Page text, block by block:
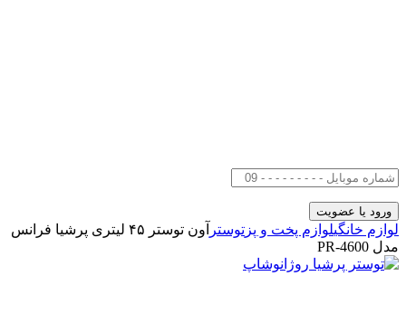
لوازم خانگیلوازم پخت و پز توستر
آون توستر ۴۵ لیتری پرشیا فرانس
مدل PR-4600